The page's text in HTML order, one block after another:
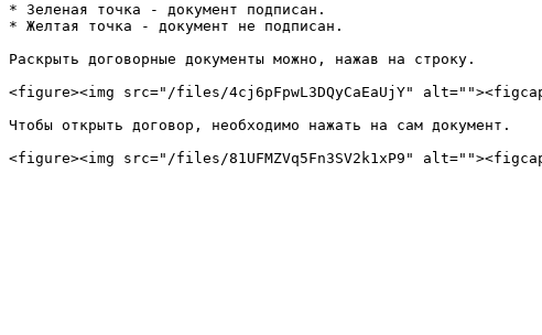
* Зеленая точка - документ подписан.
* Желтая точка - документ не подписан.
Раскрыть договорные документы можно, нажав на строку.
<figure><img src="/files/4cj6pFpwL3DQyCaEaUjY"
Чтобы открыть договор, необходимо нажать на сам документ.